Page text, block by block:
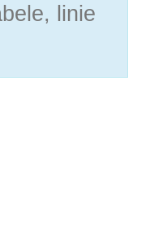
linie